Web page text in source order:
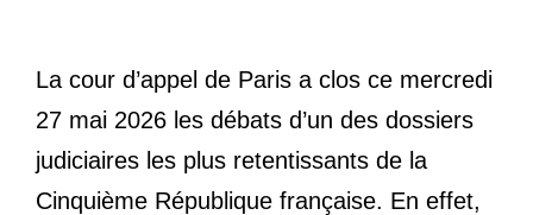
La cour d’appel de Paris a clos ce mercredi
27 mai 2026 les débats d’un des dossiers
judiciaires les plus retentissants de la
Cinquième République française. En effet,